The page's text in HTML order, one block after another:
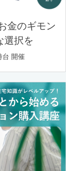
金のギモン
選択を
台 開催